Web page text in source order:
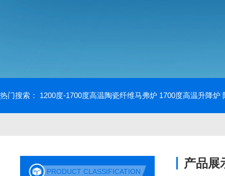
热门搜索： 1200度-1700度高温陶瓷纤维马弗炉 1700度高温升降炉
PRODUCT CLASSIFICATION
产品展